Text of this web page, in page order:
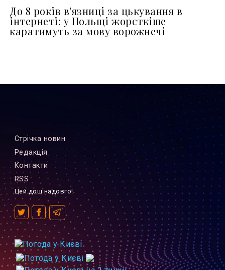
До 8 років в'язниці за цькування в
інтернеті: у Польщі жорсткіше
каратимуть за мову ворожнечі
Стрiчка новин
Редакцiя
Контакти
RSS
Цей дощ надовго!